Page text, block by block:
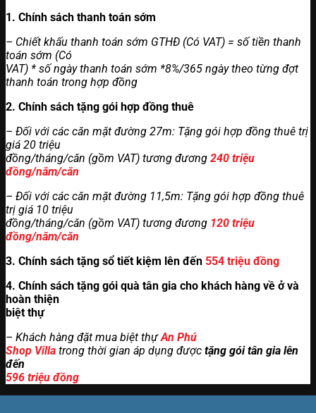
1. Chính sách thanh toán sớm
– Chiết khấu thanh toán sớm GTHĐ (Có VAT) = số tiền thanh
toán sớm (Có
VAT) * số ngày thanh toán sớm *8%/365 ngày theo từng đợt
thanh toán trong hợp đồng
2. Chính sách tặng gói hợp đồng thuê
– Đối với các căn mặt đường 27m: Tặng gói hợp đồng thuê trị
giá 20 triệu
đồng/tháng/căn (gồm VAT) tương đương 240 triệu
đồng/năm/căn
– Đối với các căn mặt đường 11,5m: Tặng gói hợp đồng thuê
trị giá 10 triệu
đồng/tháng/căn (gồm VAT) tương đương 120 triệu
đồng/năm/căn
3. Chính sách tặng sổ tiết kiệm lên đến 554 triệu đồng
4. Chính sách tặng gói quà tân gia cho khách hàng về ở và
hoàn thiện
biệt thự
– Khách hàng đặt mua biệt thựAn Phú
Shop Villa trong thời gian áp dụng được tặng gói tân gia lên
đến
596 triệu đồng